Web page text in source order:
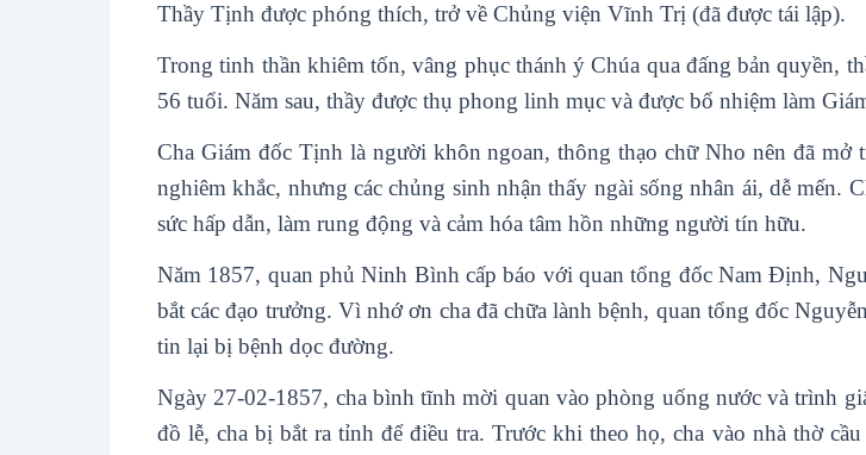
Thầy Tịnh được phóng thích, trở về Chủng viện Vĩnh Trị (đã được tái lập).
Trong tinh thần khiêm tốn, vâng phục thánh ý Chúa qua đấng bản quyền,
56 tuổi. Năm sau, thầy được thụ phong linh mục và được bổ nhiệm làm
Cha Giám đốc Tịnh là người khôn ngoan, thông thạo chữ Nho nên đã
nghiêm khắc, nhưng các chủng sinh nhận thấy ngài sống nhân ái, dễ
sức hấp dẫn, làm rung động và cảm hóa tâm hồn những người tín hữu.
Năm 1857, quan phủ Ninh Bình cấp báo với quan tổng đốc Nam Định,
bắt các đạo trưởng. Vì nhớ ơn cha đã chữa lành bệnh, quan tổng đốc
tin lại bị bệnh dọc đường.
Ngày 27-02-1857, cha bình tĩnh mời quan vào phòng uống nước và trình
đồ lễ, cha bị bắt ra tỉnh để điều tra. Trước khi theo họ, cha vào nhà thờ